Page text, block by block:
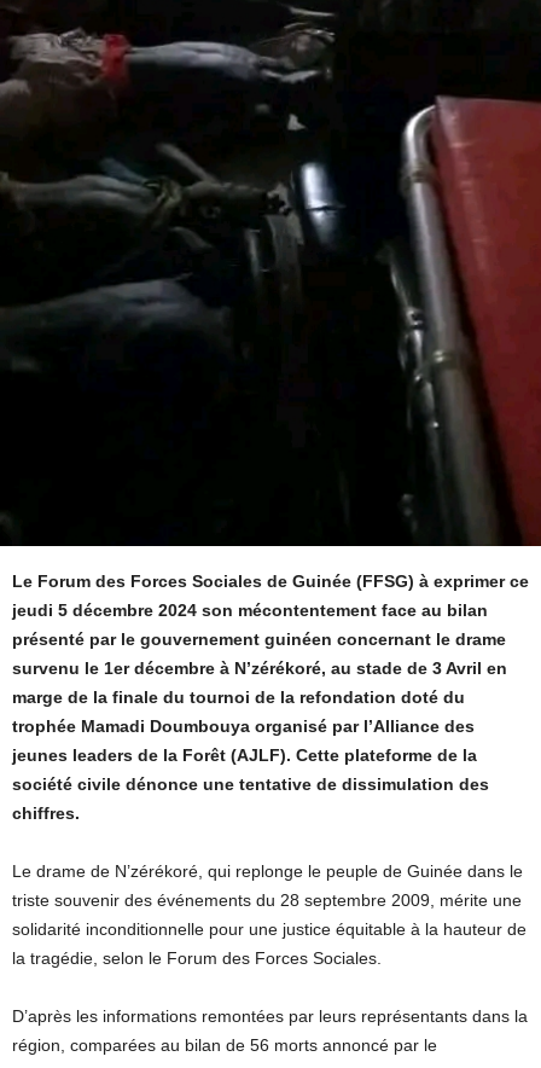
Le Forum des Forces Sociales de Guinée (FFSG) à exprimer ce
jeudi 5 décembre 2024 son mécontentement face au bilan
présenté par le gouvernement guinéen concernant le drame
survenu le 1er décembre à N’zérékoré, au stade de 3 Avril en
marge de la finale du tournoi de la refondation doté du
trophée Mamadi Doumbouya organisé par l’Alliance des
jeunes leaders de la Forêt (AJLF). Cette plateforme de la
société civile dénonce une tentative de dissimulation des
chiffres.
Le drame de N’zérékoré, qui replonge le peuple de Guinée dans le
triste souvenir des événements du 28 septembre 2009, mérite une
solidarité inconditionnelle pour une justice équitable à la hauteur de
la tragédie, selon le Forum des Forces Sociales.
D’après les informations remontées par leurs représentants dans la
région, comparées au bilan de 56 morts annoncé par le